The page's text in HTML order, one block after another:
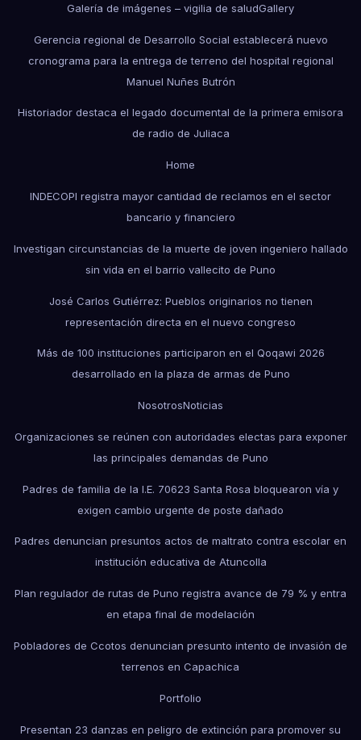
Galería de imágenes – vigilia de saludGallery
Gerencia regional de Desarrollo Social establecerá nuevo
cronograma para la entrega de terreno del hospital regional
Manuel Nuñes Butrón
Historiador destaca el legado documental de la primera emisora
de radio de Juliaca
Home
INDECOPI registra mayor cantidad de reclamos en el sector
bancario y financiero
Investigan circunstancias de la muerte de joven ingeniero hallado
sin vida en el barrio vallecito de Puno
José Carlos Gutiérrez: Pueblos originarios no tienen
representación directa en el nuevo congreso
Más de 100 instituciones participaron en el Qoqawi 2026
desarrollado en la plaza de armas de Puno
NosotrosNoticias
Organizaciones se reúnen con autoridades electas para exponer
las principales demandas de Puno
Padres de familia de la I.E. 70623 Santa Rosa bloquearon vía y
exigen cambio urgente de poste dañado
Padres denuncian presuntos actos de maltrato contra escolar en
institución educativa de Atuncolla
Plan regulador de rutas de Puno registra avance de 79 % y entra
en etapa final de modelación
Pobladores de Ccotos denuncian presunto intento de invasión de
terrenos en Capachica
Portfolio
Presentan 23 danzas en peligro de extinción para promover su